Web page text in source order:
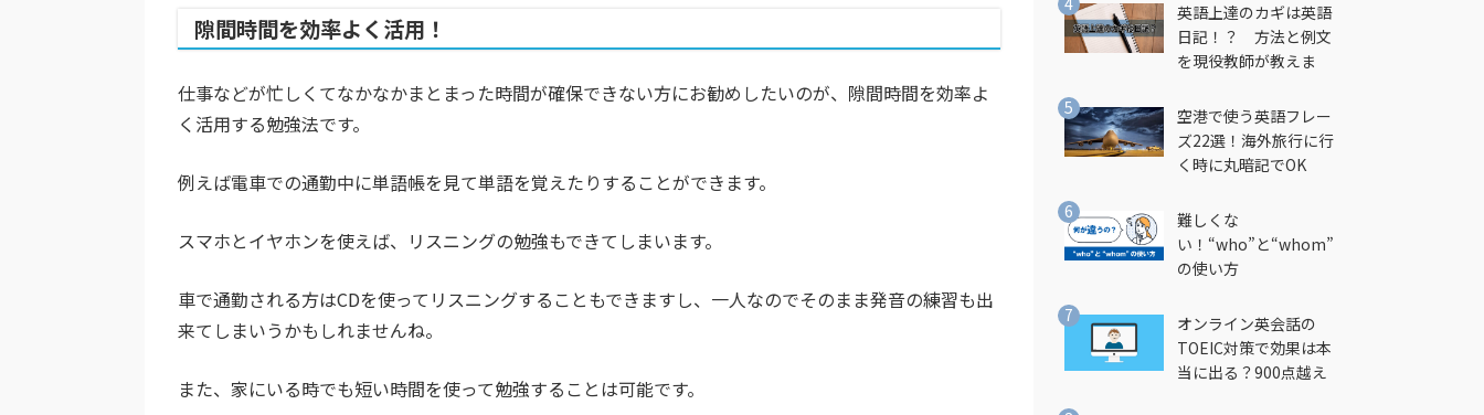
隙間時間を効率よく活用！
仕事などが忙しくてなかなかまとまった時間が確保できない方にお勧めしたいのが、隙間時間を効率よ
く活用する勉強法です。
例えば電車での通勤中に単語帳を見て単語を覚えたりすることができます。
スマホとイヤホンを使えば、リスニングの勉強もできてしまいます。
車で通勤される方はCDを使ってリスニングすることもできますし、一人なのでそのまま発音の練習も出
来てしまいうかもしれませんね。
また、家にいる時でも短い時間を使って勉強することは可能です。
英語上達のカギは英語
日記！？ 方法と例文
を現役教師が教えま
空港で使う英語フレー
ズ22選！海外旅行に行
く時に丸暗記でOK
難しくな
い！“who”と“whom”
の使い方
オンライン英会話の
TOEIC対策で効果は本
当に出る？900点越え